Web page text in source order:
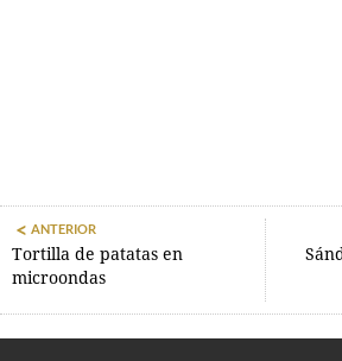
ANTERIOR
Tortilla de patatas en
microondas